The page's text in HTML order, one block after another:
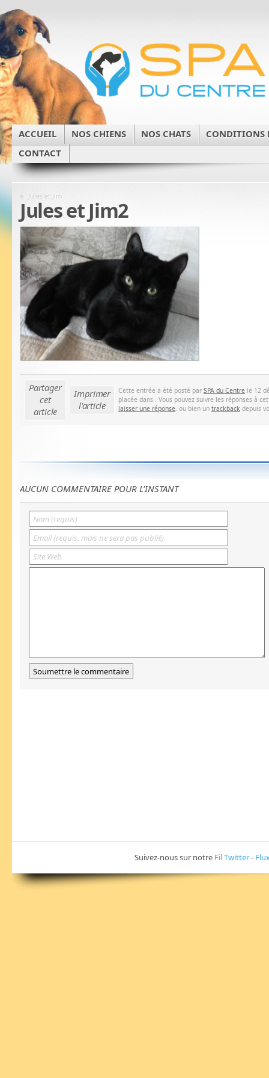
ACCUEIL NOS CHIENS NOS CHATS
CONDITIONS
CONTACT
« Jules et Jim
Jules et Jim2
Partager
cet
article
Imprimer
l'article
Cette entrée a été posté par SPA du Centre le 12
placée dans . Vous pouvez suivre les réponses à
laisser une réponse, ou bien un trackback depuis
AUCUN COMMENTAIRE POUR L'INSTANT
Suivez-nous sur notre Fil Twitter-